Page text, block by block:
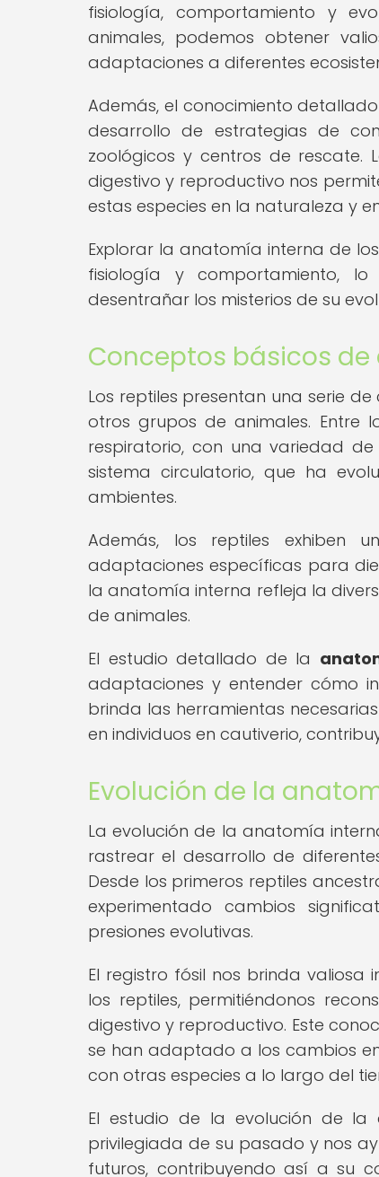
fisiología, comportamiento y
animales, podemos obtener
adaptaciones a diferentes
Además, el conocimiento
desarrollo de estrategias de
zoológicos y centros de rescate.
digestivo y reproductivo nos
estas especies en la naturaleza y
Explorar la anatomía interna de
fisiología y comportamiento,
desentrañar los misterios de su
Conceptos básicos
Los reptiles presentan una serie
otros grupos de animales. Entre
respiratorio, con una variedad
sistema circulatorio, que ha
ambientes.
Además, los reptiles exhiben
adaptaciones específicas para
la anatomía interna refleja la
de animales.
El estudio detallado de la
adaptaciones y entender cómo
brinda las herramientas
en individuos en cautiverio,
Evolución de la
La evolución de la anatomía
rastrear el desarrollo de
Desde los primeros reptiles
experimentado cambios
presiones evolutivas.
El registro fósil nos brinda
los reptiles, permitiéndonos
digestivo y reproductivo. Este
se han adaptado a los cambios
con otras especies a lo largo del
El estudio de la evolución de la
privilegiada de su pasado y nos
futuros, contribuyendo así a su